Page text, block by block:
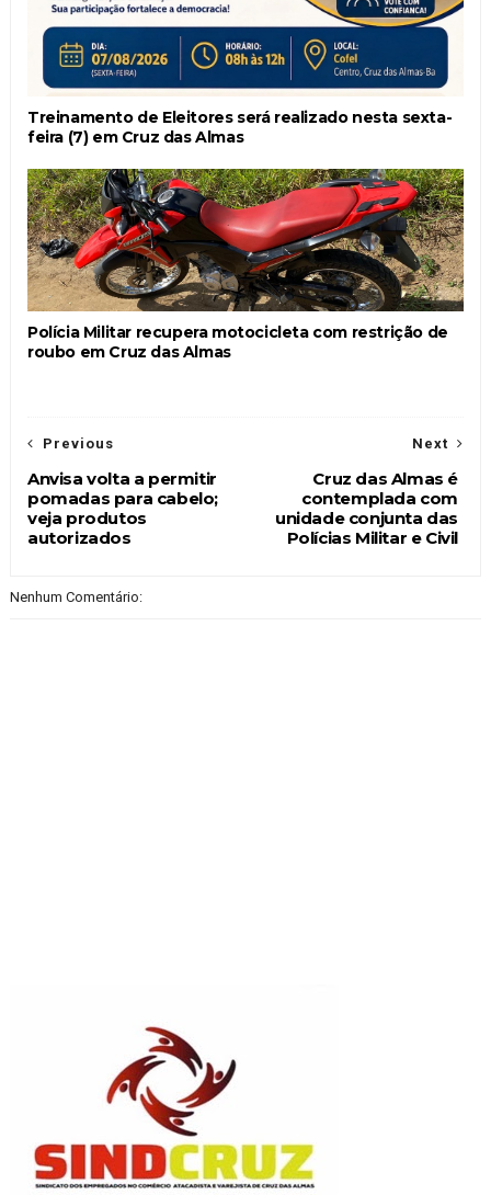
Treinamento de Eleitores será realizado nesta sexta-
feira (7) em Cruz das Almas
Polícia Militar recupera motocicleta com restrição de
roubo em Cruz das Almas
Next
Cruz das Almas é
contemplada com
unidade conjunta das
Polícias Militar e Civil
Previous
Anvisa volta a permitir
pomadas para cabelo;
veja produtos
autorizados
Nenhum Comentário: